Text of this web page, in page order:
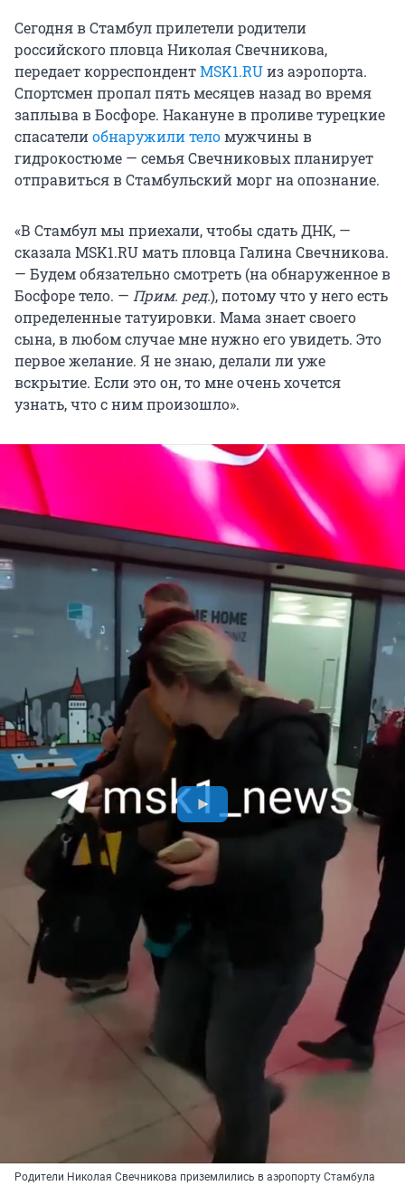
Сегодня в Стамбул прилетели родители
российского пловца Николая Свечникова,
передает корреспондентMSK1.RUиз аэропорта.
Спортсмен пропал пять месяцев назад во время
заплыва в Босфоре. Накануне в проливе турецкие
спасателиобнаружили теломужчины в
гидрокостюме — семья Свечниковых планирует
отправиться в Стамбульский морг на опознание.
«В Стамбул мы приехали, чтобы сдать ДНК, —
сказала MSK1.RU мать пловца Галина Свечникова.
— Будем обязательно смотреть (на обнаруженное в
Босфоре тело. — Прим. ред.), потому что у него есть
определенные татуировки. Мама знает своего
сына, в любом случае мне нужно его увидеть. Это
первое желание. Я не знаю, делали ли уже
вскрытие. Если это он, то мне очень хочется
узнать, что с ним произошло».
Родители Николая Свечникова приземлились в аэропорту Стамбула